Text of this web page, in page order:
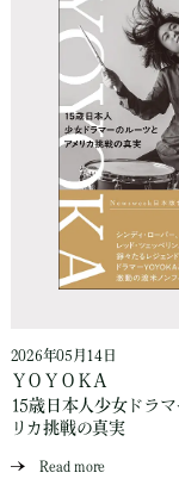
2026年05月14日
ＹＯＹＯＫＡ
15歳日本人少女ドラ
リカ挑戦の真実
Read more